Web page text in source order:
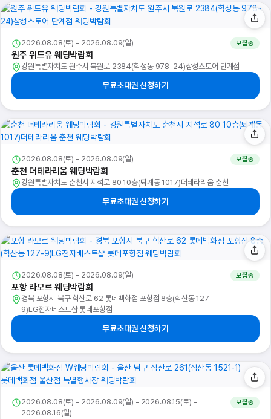
2026.08.08(토) - 2026.08.09(일) 모집중
원주 위드유 웨딩박람회
강원특별자치도 원주시 북원로 2384(학성동 978-24)삼성스토어 단계점
무료초대권 신청하기
2026.08.08(토) - 2026.08.09(일) 모집중
춘천 더테라리움 웨딩박람회
강원특별자치도 춘천시 지석로 80 10층(퇴계동 1017)더테라리움 춘천
무료초대권 신청하기
2026.08.08(토) - 2026.08.09(일) 모집중
포항 라모르 웨딩박람회
경북 포항시 북구 학산로 62 롯데백화점 포항점 8층(학산동 127-
9)LG전자베스트샵 롯데포항점
무료초대권 신청하기
2026.08.08(토) - 2026.08.09(일) - 2026.08.15(토) -
2026.08.16(일)
모집중